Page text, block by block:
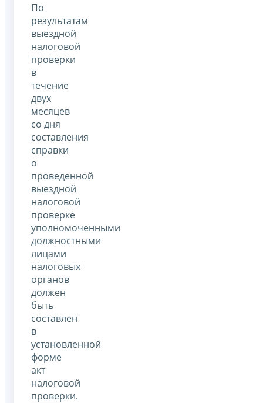
По
результатам
выездной
налоговой
проверки
в
течение
двух
месяцев
со дня
составления
справки
о
проведенной
выездной
налоговой
проверке
уполномоченными
должностными
лицами
налоговых
органов
должен
быть
составлен
в
установленной
форме
акт
налоговой
проверки.